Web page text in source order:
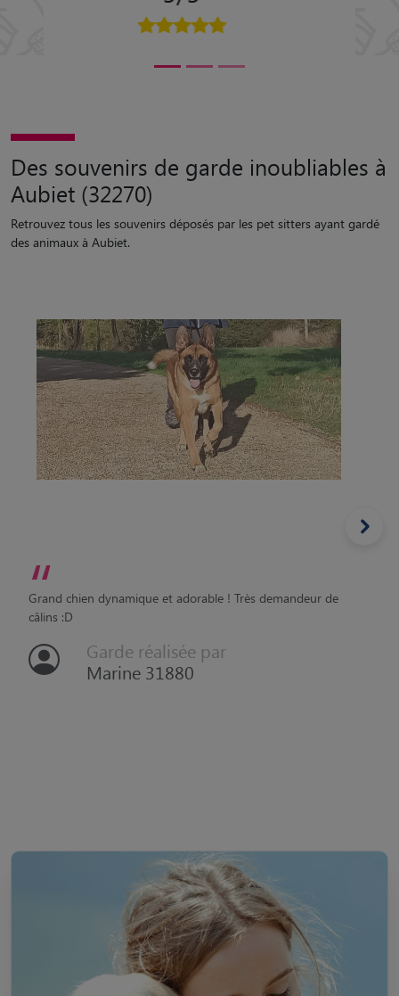
Des souvenirs de garde inoubliables à
Aubiet (32270)
Retrouvez tous les souvenirs déposés par les pet sitters ayant gardé
des animaux à Aubiet.
“
câlins :D
Garde réalisée par